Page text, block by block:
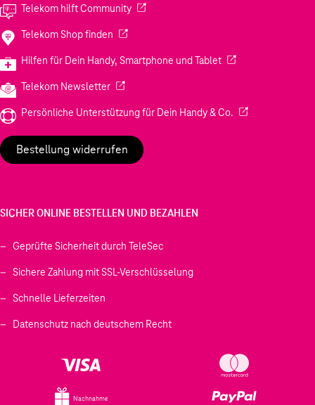
Telekom hilft Community(Wird in einem neuen Tab geöffnet)
Telekom Shop finden (Wird in einem neuen Tab geöffnet)
Hilfen für Dein Handy, Smartphone und Tablet(Wird in einem
Telekom Newsletter(Wird in einem neuen Tab geöffnet)
Persönliche Unterstützung für Dein Handy & Co. (Wird in einem
Bestellung widerrufen
SICHER ONLINE BESTELLEN UND BEZAHLEN
Geprüfte Sicherheit durch TeleSec
Sichere Zahlung mit SSL-Verschlüsselung
Schnelle Lieferzeiten
Datenschutz nach deutschem Recht
Nachnahme